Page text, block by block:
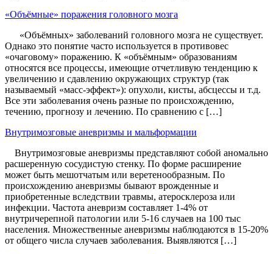
«Объёмные» поражения головного мозга
«Объёмных» заболеваний головного мозга не существует.
Однако это понятие часто используется в противовес
«очаговому» поражению. К «объёмным» образованиям
относятся все процессы, имеющие отчетливую тенденцию к
увеличению и сдавлению окружающих структур (так
называемый «масс-эффект»): опухоли, кисты, абсцессы и т.д.
Все эти заболевания очень разные по происхождению,
течению, прогнозу и лечению. По сравнению с […]
Внутримозговые аневризмы и мальформации
Внутримозговые аневризмы представляют собой аномально
расшеренную сосудистую стенку. По форме расширение
может быть мешотчатым или веретенообразным. По
происхождению аневризмы бывают врожденные и
приобретенные вследствии травмы, атеросклероза или
инфекции. Частота аневризм составляет 1-4% от
внутричерепной патологии или 5-16 случаев на 100 тыс
населения. Множественные аневризмы наблюдаются в 15-20%
от общего числа случаев заболевания. Выявляются […]